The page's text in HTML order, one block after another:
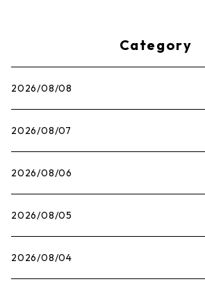
Category
2026/08/08
2026/08/07
2026/08/06
2026/08/05
2026/08/04